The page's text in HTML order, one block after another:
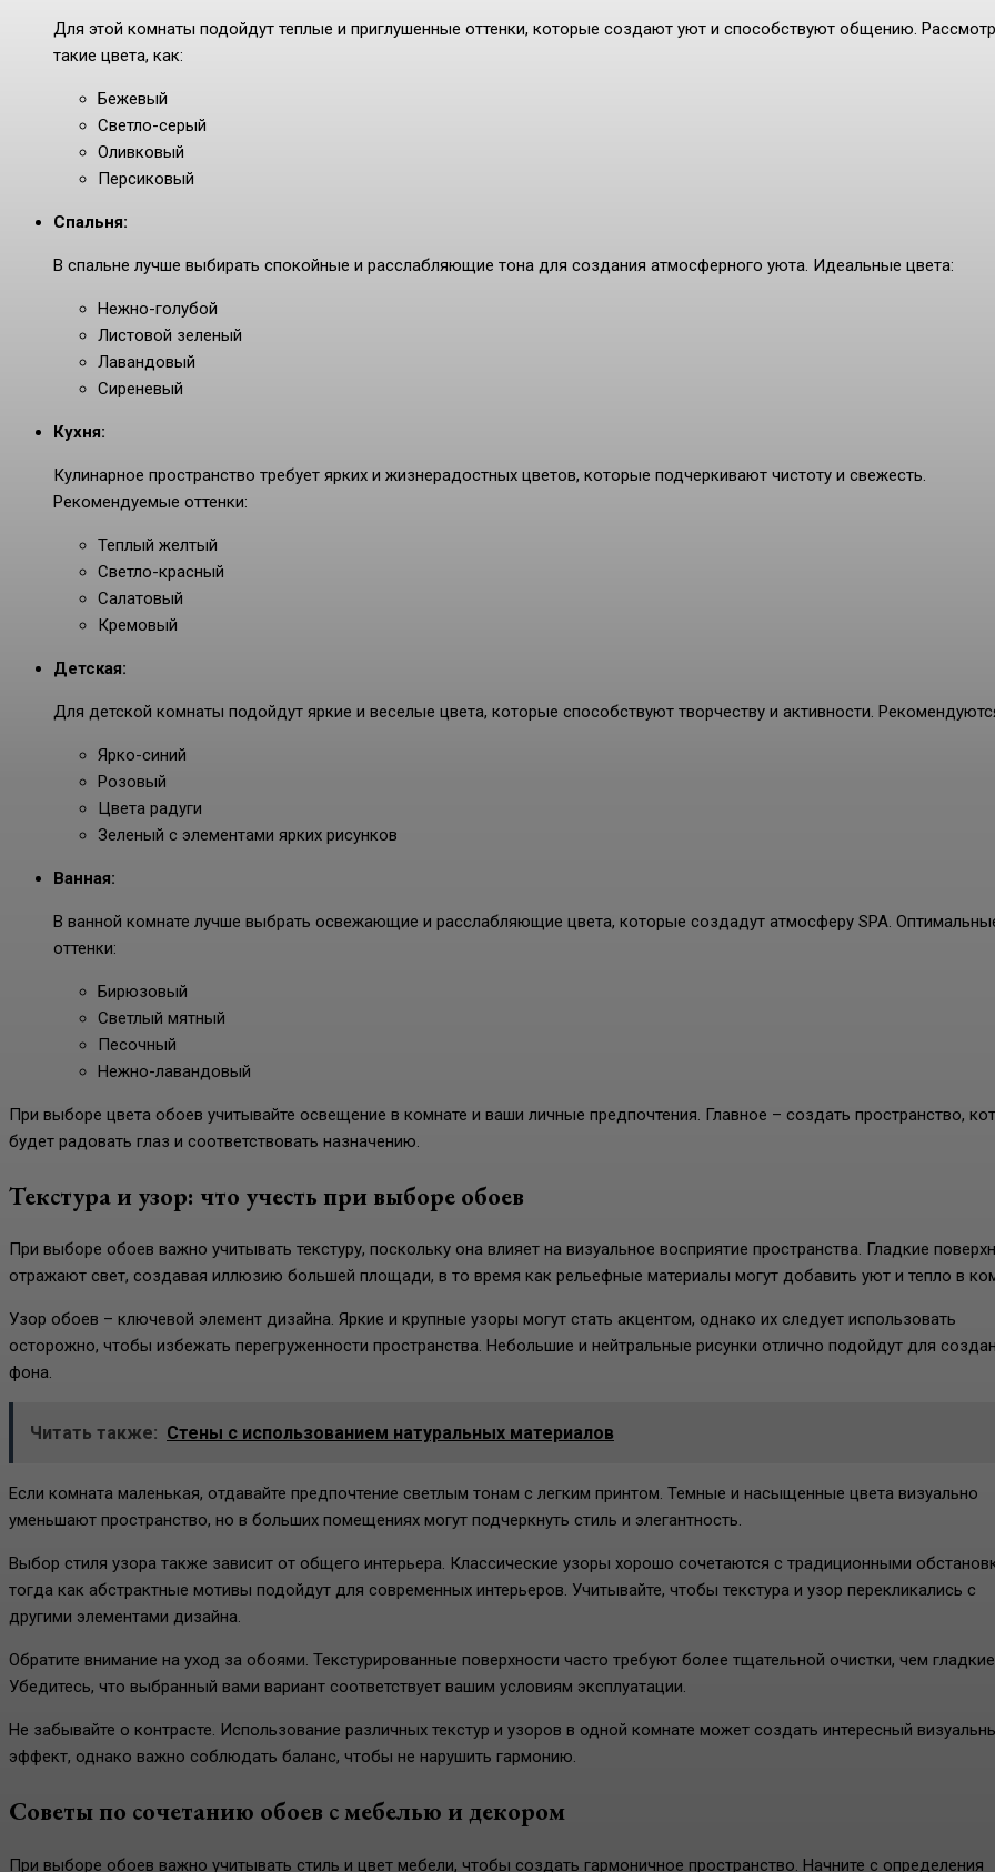
Для этой комнаты подойдут теплые и приглушенные оттенки, которые создают уют и способствуют общению.
такие цвета, как:
Бежевый
Светло-серый
Оливковый
Персиковый
Спальня:
В спальне лучше выбирать спокойные и расслабляющие тона для создания атмосферного уюта. Идеальные цвета:
Нежно-голубой
Листовой зеленый
Лавандовый
Сиреневый
Кухня:
Кулинарное пространство требует ярких и жизнерадостных цветов, которые подчеркивают чистоту и свежесть.
Рекомендуемые оттенки:
Теплый желтый
Светло-красный
Салатовый
Кремовый
Детская:
Для детской комнаты подойдут яркие и веселые цвета, которые способствуют творчеству и активности.
Ярко-синий
Розовый
Цвета радуги
Зеленый с элементами ярких рисунков
Ванная:
В ванной комнате лучше выбрать освежающие и расслабляющие цвета, которые создадут атмосферу SPA.
оттенки:
Бирюзовый
Светлый мятный
Песочный
Нежно-лавандовый
При выборе цвета обоев учитывайте освещение в комнате и ваши личные предпочтения. Главное – создать пространство,
будет радовать глаз и соответствовать назначению.
Текстура и узор: что учесть при выборе обоев
При выборе обоев важно учитывать текстуру, поскольку она влияет на визуальное восприятие пространства. Гладкие
отражают свет, создавая иллюзию большей площади, в то время как рельефные материалы могут добавить уют и тепло в
Узор обоев – ключевой элемент дизайна. Яркие и крупные узоры могут стать акцентом, однако их следует использовать
осторожно, чтобы избежать перегруженности пространства. Небольшие и нейтральные рисунки отлично подойдут для
фона.
Читать также: Стены с использованием натуральных материалов
Если комната маленькая, отдавайте предпочтение светлым тонам с легким принтом. Темные и насыщенные цвета визуально
уменьшают пространство, но в больших помещениях могут подчеркнуть стиль и элегантность.
Выбор стиля узора также зависит от общего интерьера. Классические узоры хорошо сочетаются с традиционными
тогда как абстрактные мотивы подойдут для современных интерьеров. Учитывайте, чтобы текстура и узор перекликались с
другими элементами дизайна.
Обратите внимание на уход за обоями. Текстурированные поверхности часто требуют более тщательной очистки, чем
Убедитесь, что выбранный вами вариант соответствует вашим условиям эксплуатации.
Не забывайте о контрасте. Использование различных текстур и узоров в одной комнате может создать интересный
эффект, однако важно соблюдать баланс, чтобы не нарушить гармонию.
Советы по сочетанию обоев с мебелью и декором
При выборе обоев важно учитывать стиль и цвет мебели, чтобы создать гармоничное пространство. Начните с определения